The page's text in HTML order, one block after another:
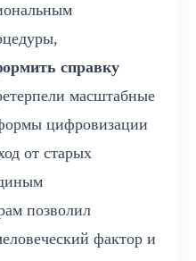
справку
масштабные
цифровизации
от старых
позволил
фактор и